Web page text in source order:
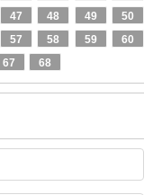
47 48 49
50
57 58 59
60
67 68